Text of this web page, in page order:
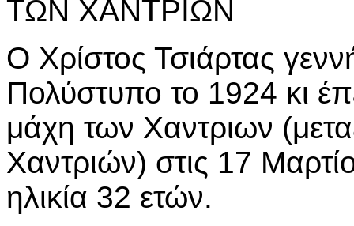
ΤΩΝ ΧΑΝΤΡΙΩΝ
Ο Χρίστος Τσιάρτας
Πολύστυπο το 1924 κι
μάχη των Χαντριων
Χαντριών) στις 17
ηλικία 32 ετών.